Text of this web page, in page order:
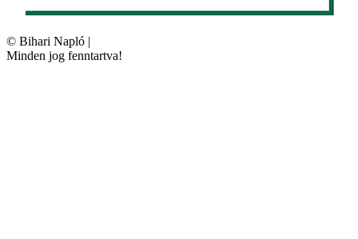
© Bihari Napló
Minden jog fenntartva!